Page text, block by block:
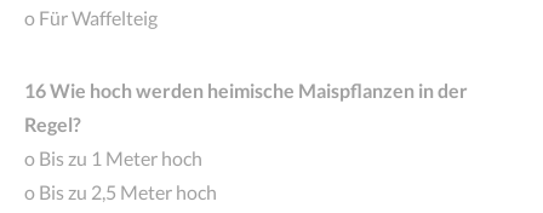
o Für Waffelteig
16 Wie hoch werden heimische Maispflanzen in der
Regel?
o Bis zu 1 Meter hoch
o Bis zu 2,5 Meter hoch